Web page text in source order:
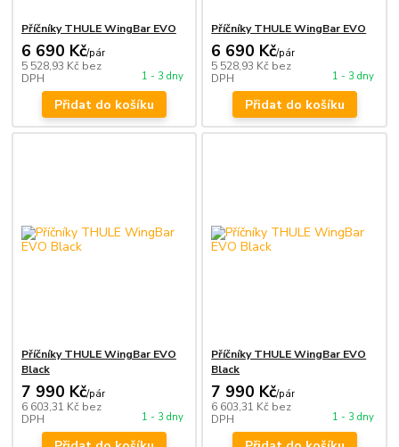
Příčníky THULE WingBar EVO
6 690 Kč/pár
5 528,93 Kč bez
DPH
1 - 3 dny
Přidat do košíku
Příčníky THULE WingBar EVO
6 690 Kč/pár
5 528,93 Kč bez
DPH
1 - 3 dny
Přidat do košíku
Příčníky THULE WingBar EVO
Black
7 990 Kč/pár
6 603,31 Kč bez
DPH
1 - 3 dny
Příčníky THULE WingBar EVO
Black
7 990 Kč/pár
6 603,31 Kč bez
DPH
1 - 3 dny